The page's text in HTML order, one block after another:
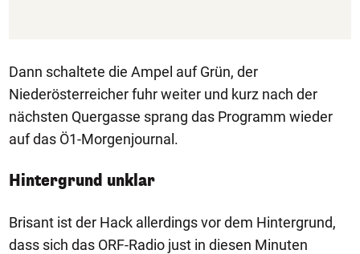
Dann schaltete die Ampel auf Grün, der
Niederösterreicher fuhr weiter und kurz nach der
nächsten Quergasse sprang das Programm wieder
auf das Ö1-Morgenjournal.
Hintergrund unklar
Brisant ist der Hack allerdings vor dem Hintergrund,
dass sich das ORF-Radio just in diesen Minuten